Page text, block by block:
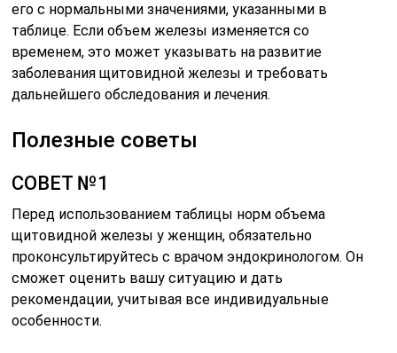
его с нормальными значениями, указанными в
таблице. Если объем железы изменяется со
временем, это может указывать на развитие
заболевания щитовидной железы и требовать
дальнейшего обследования и лечения.
Полезные советы
СОВЕТ №1
Перед использованием таблицы норм объема
щитовидной железы у женщин, обязательно
проконсультируйтесь с врачом эндокринологом. Он
сможет оценить вашу ситуацию и дать
рекомендации, учитывая все индивидуальные
особенности.